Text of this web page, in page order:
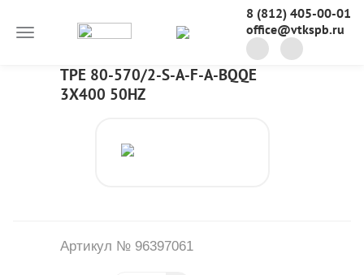
8 (812) 405-00-01
office@vtkspb.ru
TPE 80-570/2-S-A-F-A-BQQE
3X400 50HZ
Артикул № 96397061